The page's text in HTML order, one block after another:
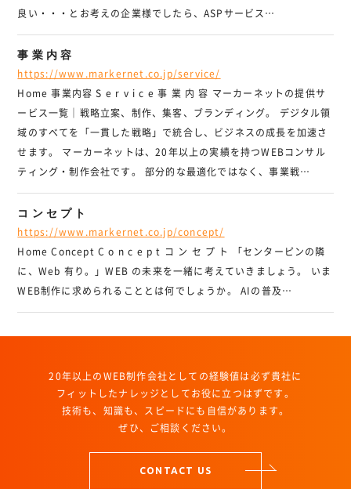
良い・・・とお考えの企業様でしたら、ASPサービス…
事業内容
https://www.markernet.co.jp/service/
Home 事業内容 S e r v i c e 事 業 内 容 マーカーネットの提供サ
ービス一覧｜戦略立案、制作、集客、ブランディング。 デジタル領
域のすべてを「一貫した戦略」で統合し、ビジネスの成長を加速さ
せます。 マーカーネットは、20年以上の実績を持つWEBコンサル
ティング・制作会社です。 部分的な最適化ではなく、事業戦…
コンセプト
https://www.markernet.co.jp/concept/
Home Concept C o n c e p t コ ン セ プ ト 「センターピンの隣
に、Web 有り。」WEB の未来を一緒に考えていきましょう。 いま
WEB制作に求められることとは何でしょうか。 AIの普及…
20年以上のWEB制作会社としての経験値は必ず貴社に
フィットしたナレッジとしてお役に立つはずです。
技術も、知識も、スピードにも自信があります。
ぜひ、ご相談ください。
CONTACT US